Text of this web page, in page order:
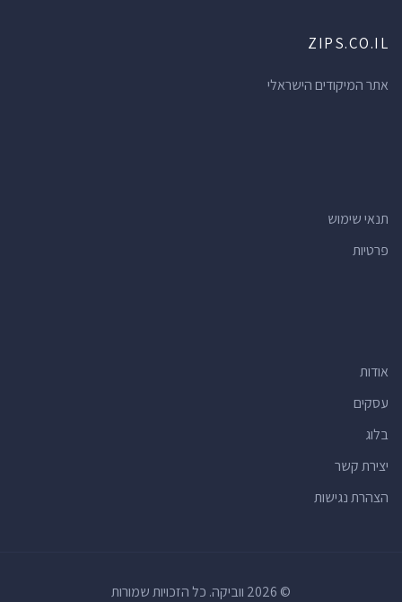
ZIPS.CO.IL
אתר המיקודים הישראלי
תנאי שימוש
פרטיות
אודות
עסקים
בלוג
יצירת קשר
הצהרת נגישות
© 2026 ווביקה. כל הזכויות שמורות